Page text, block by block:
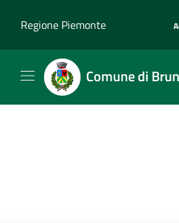
Regione Piemonte
Comune di